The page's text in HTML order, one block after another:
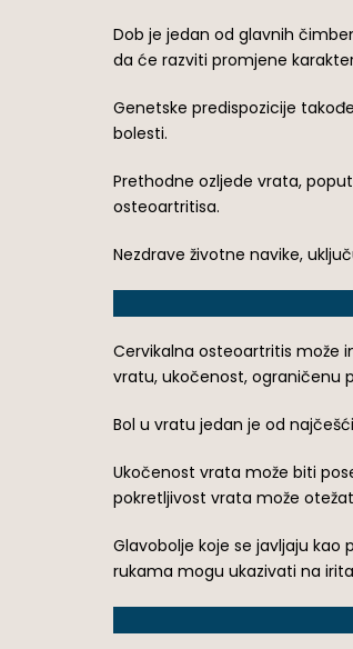
Dob je jedan od glavnih
da će razviti promjene
Genetske predispozicije
bolesti.
Prethodne ozljede vrata,
osteoartritisa.
Nezdrave životne navike,
Cervikalna osteoartritis može
vratu, ukočenost, ograničenu
Bol u vratu jedan je od
Ukočenost vrata može biti
pokretljivost vrata može
Glavobolje koje se javljaju
rukama mogu ukazivati na